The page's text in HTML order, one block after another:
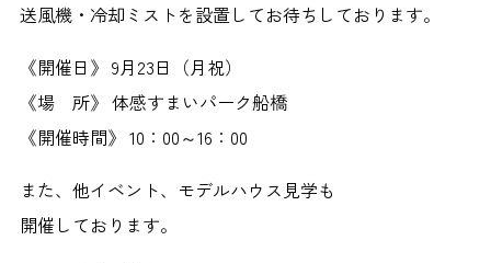
送風機・冷却ミストを設置してお待ちしております。
《開催日》 9月23日（月祝）
《場 所》 体感すまいパーク船橋
《開催時間》 10：00～16：00
また、他イベント、モデルハウス見学も
開催しております。